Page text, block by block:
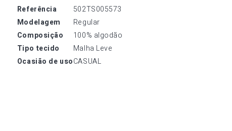
referência
502TS005573
modelagem
Regular
composição
100% algodão
tipo tecido
Malha Leve
ocasião de usoCASUAL